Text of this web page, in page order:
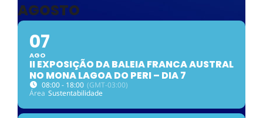
AGOSTO
07
AGO
II EXPOSIÇÃO DA BALEIA FRANCA AUSTRAL
NO MONA LAGOA DO PERI – DIA 7
08:00 - 18:00 (GMT-03:00)
Área Sustentabilidade